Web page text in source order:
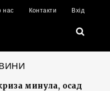
нас Контакти Вхід
минула, осад